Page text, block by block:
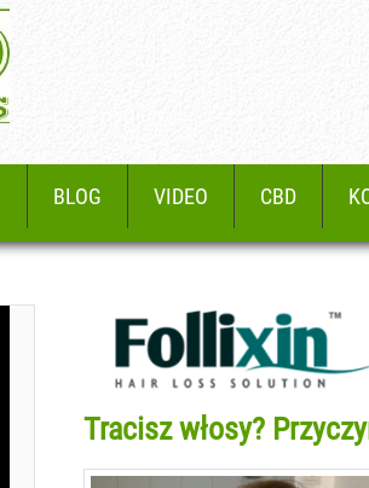
BLOG VIDEO CBD
Tracisz włosy?